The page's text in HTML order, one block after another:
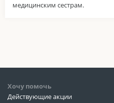
медицинским сестрам.
Хочу помочь
Действующие акции